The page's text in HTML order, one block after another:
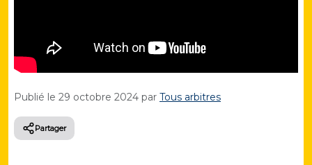
Publié le 29 octobre 2024 par Tous arbitres
Partager